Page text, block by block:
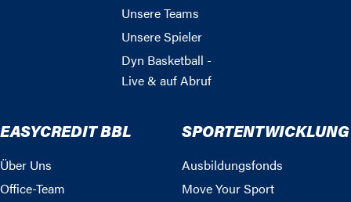
Unsere Teams
Unsere Spieler
Dyn Basketball -
Live & auf Abruf
EASYCREDIT BBL
Über Uns
Office-Team
SPORTENTWICKLUNG
Ausbildungsfonds
Move Your Sport